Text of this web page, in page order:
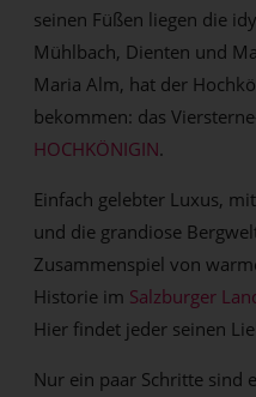
seinen Füßen liegen die
Mühlbach, Dienten und
Maria Alm, hat der
bekommen: das
HOCHKÖNIGIN.
Einfach gelebter Luxus,
und die grandiose
Zusammenspiel von
Historie im Salzburger
Hier findet jeder seinen
Nur ein paar Schritte sind